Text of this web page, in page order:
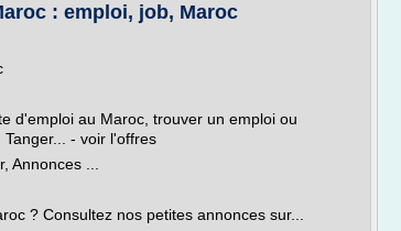
: emploi, job, Maroc
d'emploi au Maroc, trouver un emploi ou
- voir l'offres
Annonces ...
? Consultez nos petites annonces sur...